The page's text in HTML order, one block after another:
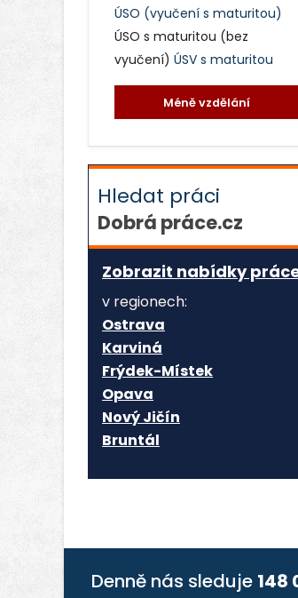
ÚSO (vyučení s maturitou)
ÚSO s maturitou (bez
vyučení) ÚSV s maturitou
Méně vzdělání
Hledat práci
Dobrá práce.cz
Zobrazit nabídky
v regionech:
Ostrava
Karviná
Frýdek-Místek
Opava
Nový Jičín
Bruntál
Denně nás sleduje 148